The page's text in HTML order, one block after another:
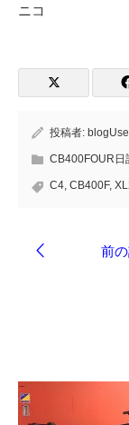
ニコ
投稿者:
CB400FOUR日
C4, CB400F,